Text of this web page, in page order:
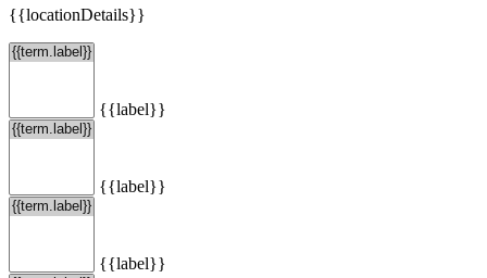
{{locationDetails}}
{{label}}
{{label}}
{{label}}